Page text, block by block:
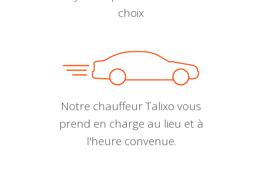
choix
Notre chauffeur Talixo vous
prend en charge au lieu et à
l'heure convenue.